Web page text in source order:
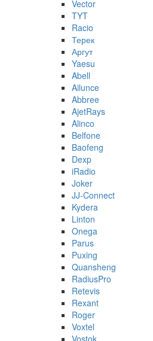
Vector
TYT
Racio
Терек
Аргут
Yaesu
Abell
Ailunce
Abbree
AjetRays
Alinco
Belfone
Baofeng
Dexp
iRadio
Joker
JJ-Connect
Kydera
Linton
Onega
Parus
Puxing
Quansheng
RadiusPro
Retevis
Rexant
Roger
Voxtel
Vostok